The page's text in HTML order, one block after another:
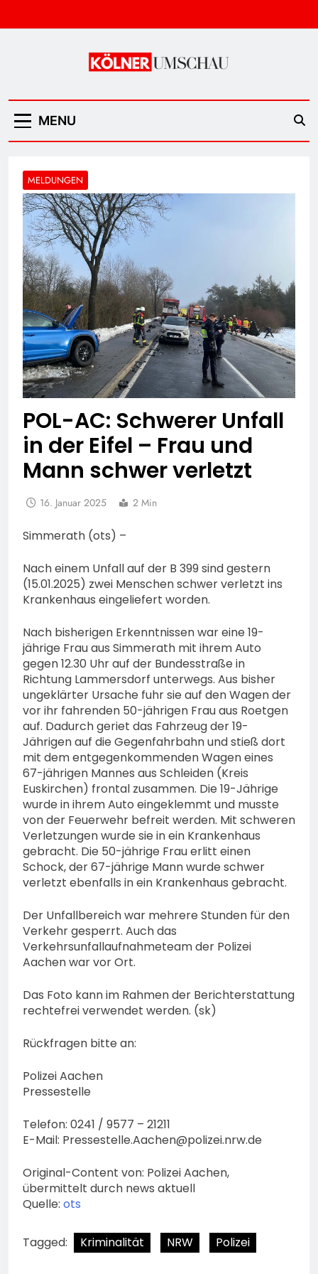
to
Kölner Umschau
MENU
MELDUNGEN
POL-AC: Schwerer Unfall
in der Eifel – Frau und
Mann schwer verletzt
16. Januar 2025 2 Min
Simmerath (ots) –
Nach einem Unfall auf der B 399 sind gestern
(15.01.2025) zwei Menschen schwer verletzt ins
Krankenhaus eingeliefert worden.
Nach bisherigen Erkenntnissen war eine 19-
jährige Frau aus Simmerath mit ihrem Auto
gegen 12.30 Uhr auf der Bundesstraße in
Richtung Lammersdorf unterwegs. Aus bisher
ungeklärter Ursache fuhr sie auf den Wagen der
vor ihr fahrenden 50-jährigen Frau aus Roetgen
auf. Dadurch geriet das Fahrzeug der 19-
Jährigen auf die Gegenfahrbahn und stieß dort
mit dem entgegenkommenden Wagen eines
67-jährigen Mannes aus Schleiden (Kreis
Euskirchen) frontal zusammen. Die 19-Jährige
wurde in ihrem Auto eingeklemmt und musste
von der Feuerwehr befreit werden. Mit schweren
Verletzungen wurde sie in ein Krankenhaus
gebracht. Die 50-jährige Frau erlitt einen
Schock, der 67-jährige Mann wurde schwer
verletzt ebenfalls in ein Krankenhaus gebracht.
Der Unfallbereich war mehrere Stunden für den
Verkehr gesperrt. Auch das
Verkehrsunfallaufnahmeteam der Polizei
Aachen war vor Ort.
Das Foto kann im Rahmen der Berichterstattung
rechtefrei verwendet werden. (sk)
Rückfragen bitte an:
Polizei Aachen
Pressestelle
Telefon: 0241 / 9577 – 21211
E-Mail: Pressestelle.Aachen@polizei.nrw.de
Original-Content von: Polizei Aachen,
übermittelt durch news aktuell
Quelle: ots
Tagged: Kriminalität NRW Polizei